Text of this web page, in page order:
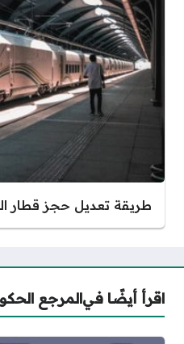
طريقة تعديل حجز قطار
اقرأ أيضًا فيالمرجع